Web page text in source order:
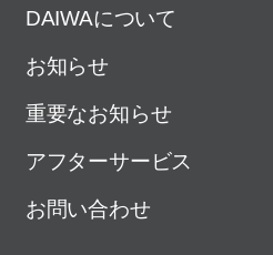
DAIWAについて
お知らせ
重要なお知らせ
アフターサービス
お問い合わせ